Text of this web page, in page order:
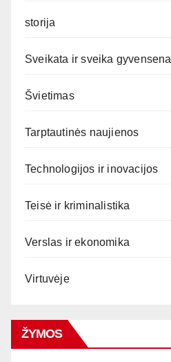
storija
Sveikata ir sveika gyvensena
Švietimas
Tarptautinės naujienos
Technologijos ir inovacijos
Teisė ir kriminalistika
Verslas ir ekonomika
Virtuvėje
ŽYMOS